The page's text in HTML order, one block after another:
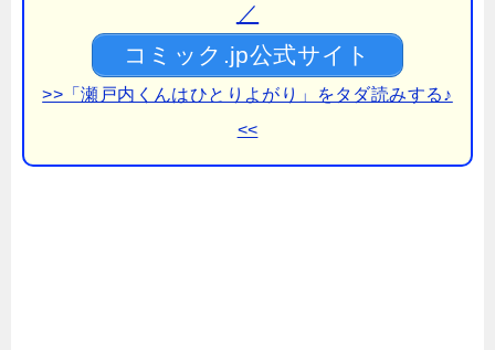
／
コミック.jp公式サイト
>>「瀬戸内くんはひとりよがり」をタダ読みする♪
<<